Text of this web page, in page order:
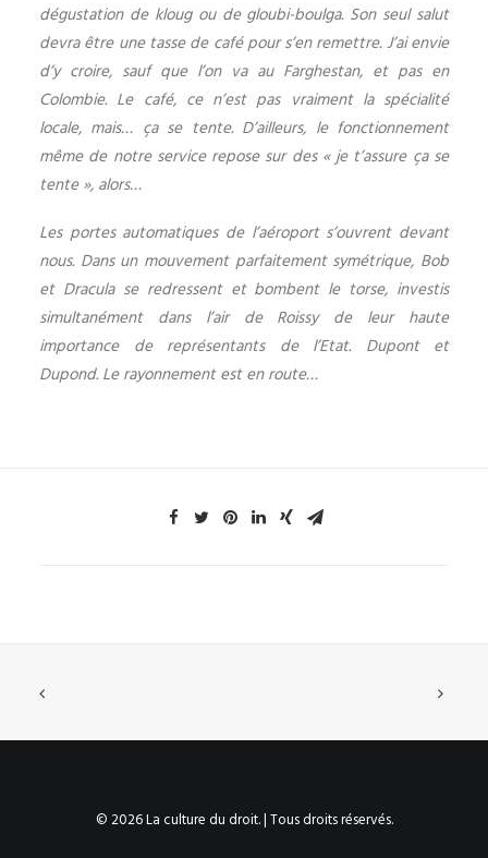
dégustation de kloug ou de gloubi-boulga. Son seul salut
devra être une tasse de café pour s’en remettre. J’ai envie
d’y croire, sauf que l’on va au Farghestan, et pas en
Colombie. Le café, ce n’est pas vraiment la spécialité
locale, mais… ça se tente. D’ailleurs, le fonctionnement
même de notre service repose sur des « je t’assure ça se
tente », alors…
Les portes automatiques de l’aéroport s’ouvrent devant
nous. Dans un mouvement parfaitement symétrique, Bob
et Dracula se redressent et bombent le torse, investis
simultanément dans l’air de Roissy de leur haute
importance de représentants de l’Etat. Dupont et
Dupond. Le rayonnement est en route…
© 2026 La culture du droit. | Tous droits réservés.